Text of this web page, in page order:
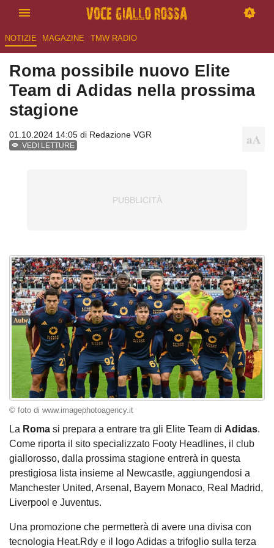
NOTIZIE MAGAZINE TMW RADIO
Roma possibile nuovo Elite
Team di Adidas nella prossima
stagione
01.10.2024 14:05 di Redazione VGR
VEDI LETTURE
© foto di www.imagephotoagency.it
La Roma si prepara a entrare tra gli Elite Team di Adidas.
Come riporta il sito specializzato Footy Headlines, il club
giallorosso, dalla prossima stagione entrerà in questa
prestigiosa lista insieme al Newcastle, aggiungendosi a
Manchester United, Arsenal, Bayern Monaco, Real Madrid,
Liverpool e Juventus.
Una promozione che permetterà di avere una divisa con
tecnologia Heat.Rdy e il logo Adidas a trifoglio sulla terza